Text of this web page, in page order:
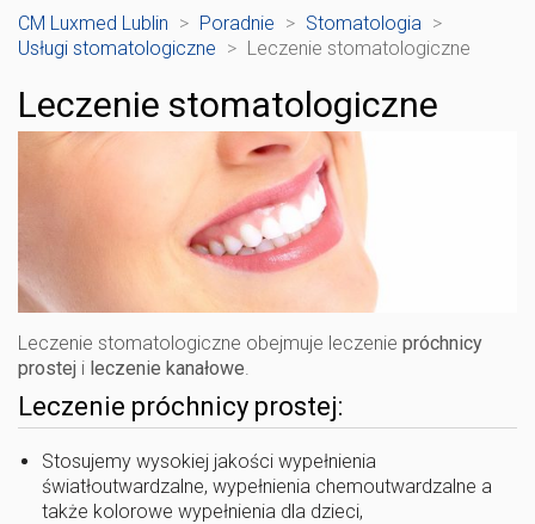
CM Luxmed Lublin > Poradnie > Stomatologia >
Usługi stomatologiczne > Leczenie stomatologiczne
Leczenie stomatologiczne
Leczenie stomatologiczne obejmuje leczenie próchnicy
prostej i leczenie kanałowe.
Leczenie próchnicy prostej:
Stosujemy wysokiej jakości wypełnienia
światłoutwardzalne, wypełnienia chemoutwardzalne a
także kolorowe wypełnienia dla dzieci,